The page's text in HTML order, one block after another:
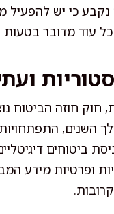
נקבע כי יש
כל עוד מדובר
חוק חוזה הביטוח
השנים,
ביטוחים
ופרטיות מידע